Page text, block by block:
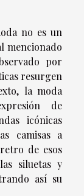
no es un
mencionado
por
resurgen
la moda
de
icónicas
camisas a
de esos
siluetas y
así su